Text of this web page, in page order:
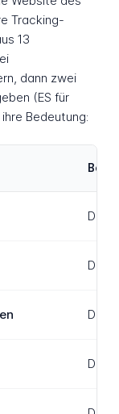
Tracking-
13
dann zwei
(ES für
Bedeutung:
Die
Das
Das
Das